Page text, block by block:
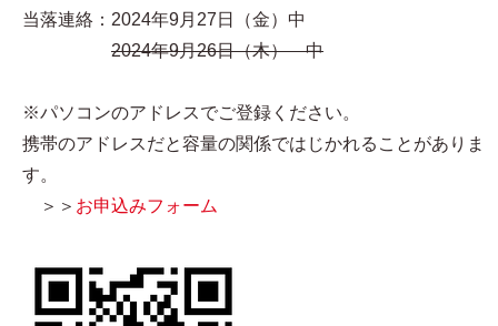
当落連絡：2024年9月27日（金）中
2024年9月26日（木） 中
※パソコンのアドレスでご登録ください。
携帯のアドレスだと容量の関係ではじかれることがありま
す。
＞＞ お申込みフォーム